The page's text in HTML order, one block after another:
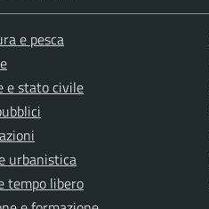
e pesca
e stato civile
urbanistica
tempo libero